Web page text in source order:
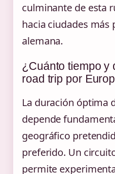
culminante de esta
hacia ciudades más
alemana.
¿Cuánto tiempo y
road trip por
La duración óptima
depende
geográfico
preferido. Un
permite